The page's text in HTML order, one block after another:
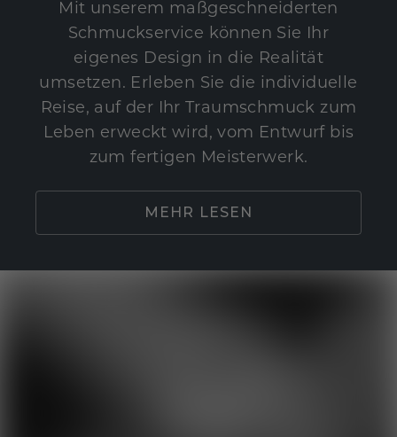
Mit unserem maßgeschneiderten
Schmuckservice können Sie Ihr
eigenes Design in die Realität
umsetzen. Erleben Sie die individuelle
Reise, auf der Ihr Traumschmuck zum
Leben erweckt wird, vom Entwurf bis
zum fertigen Meisterwerk.
MEHR LESEN